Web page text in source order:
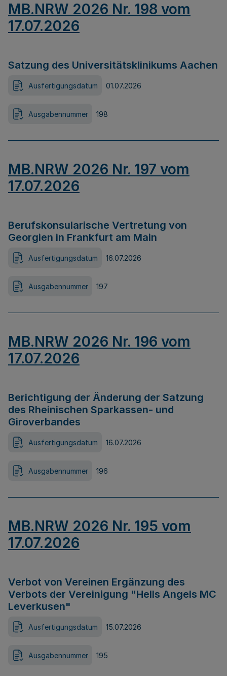
MB.NRW 2026 Nr. 198 vom
17.07.2026
Satzung des Universitätsklinikums Aachen
Ausfertigungsdatum 01.07.2026
Ausgabennummer 198
MB.NRW 2026 Nr. 197 vom
17.07.2026
Berufskonsularische Vertretung von
Georgien in Frankfurt am Main
Ausfertigungsdatum 16.07.2026
Ausgabennummer 197
MB.NRW 2026 Nr. 196 vom
17.07.2026
Berichtigung der Änderung der Satzung
des Rheinischen Sparkassen- und
Giroverbandes
Ausfertigungsdatum 16.07.2026
Ausgabennummer 196
MB.NRW 2026 Nr. 195 vom
17.07.2026
Verbot von Vereinen Ergänzung des
Verbots der Vereinigung "Hells Angels MC
Leverkusen"
Ausfertigungsdatum 15.07.2026
Ausgabennummer 195